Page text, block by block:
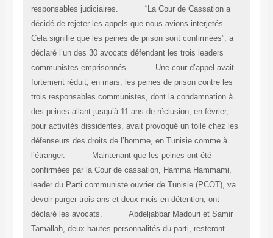
responsables judiciaires. “La Cour de Cassation a
décidé de rejeter les appels que nous avions interjetés.
Cela signifie que les peines de prison sont confirmées”, a
déclaré l’un des 30 avocats défendant les trois leaders
communistes emprisonnés. Une cour d’appel avait
fortement réduit, en mars, les peines de prison contre les
trois responsables communistes, dont la condamnation à
des peines allant jusqu’à 11 ans de réclusion, en février,
pour activités dissidentes, avait provoqué un tollé chez les
défenseurs des droits de l’homme, en Tunisie comme à
l’étranger. Maintenant que les peines ont été
confirmées par la Cour de cassation, Hamma Hammami,
leader du Parti communiste ouvrier de Tunisie (PCOT), va
devoir purger trois ans et deux mois en détention, ont
déclaré les avocats. Abdeljabbar Madouri et Samir
Tamallah, deux hautes personnalités du parti, resteront